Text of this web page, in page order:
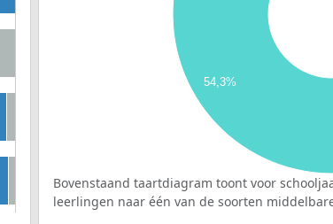
54,3%
Bovenstaand taartdiagram toont voor
leerlingen naar één van de soorten